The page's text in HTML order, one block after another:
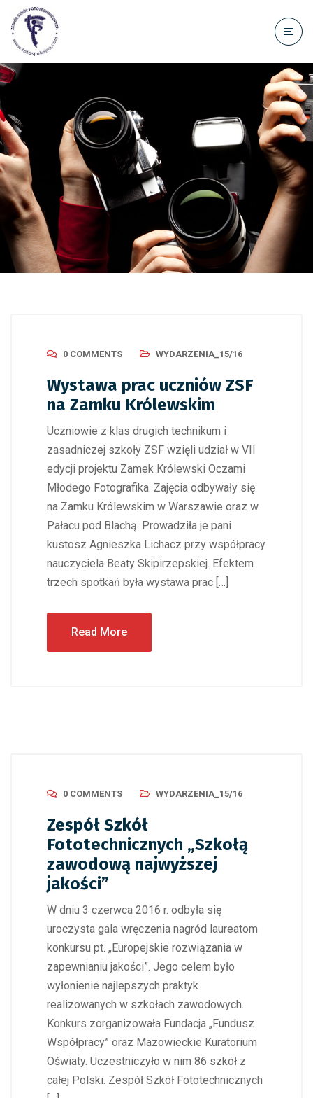
treści
0 COMMENTS WYDARZENIA_15/16
Wystawa prac uczniów ZSF
na Zamku Królewskim
Uczniowie z klas drugich technikum i
zasadniczej szkoły ZSF wzięli udział w VII
edycji projektu Zamek Królewski Oczami
Młodego Fotografika. Zajęcia odbywały się
na Zamku Królewskim w Warszawie oraz w
Pałacu pod Blachą. Prowadziła je pani
kustosz Agnieszka Lichacz przy współpracy
nauczyciela Beaty Skipirzepskiej. Efektem
trzech spotkań była wystawa prac […]
Read More
0 COMMENTS WYDARZENIA_15/16
Zespół Szkół
Fototechnicznych „Szkołą
zawodową najwyższej
jakości”
W dniu 3 czerwca 2016 r. odbyła się
uroczysta gala wręczenia nagród laureatom
konkursu pt. „Europejskie rozwiązania w
zapewnianiu jakości”. Jego celem było
wyłonienie najlepszych praktyk
realizowanych w szkołach zawodowych.
Konkurs zorganizowała Fundacja „Fundusz
Współpracy” oraz Mazowieckie Kuratorium
Oświaty. Uczestniczyło w nim 86 szkół z
całej Polski. Zespół Szkół Fototechnicznych